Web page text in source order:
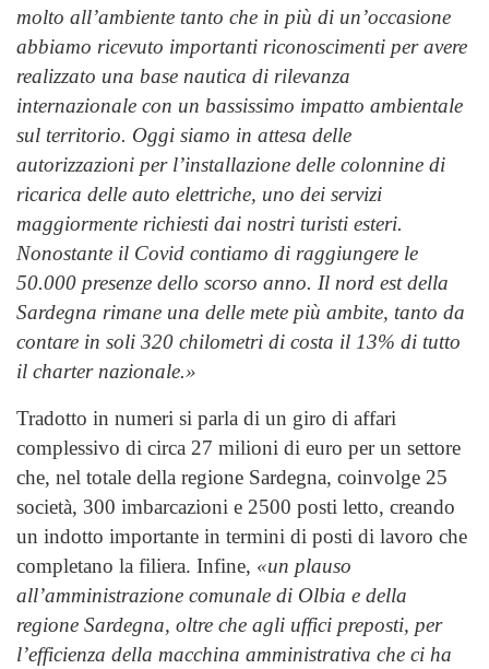
molto all’ambiente tanto che in più di un’occasione
abbiamo ricevuto importanti riconoscimenti per avere
realizzato una base nautica di rilevanza
internazionale con un bassissimo impatto ambientale
sul territorio. Oggi siamo in attesa delle
autorizzazioni per l’installazione delle colonnine di
ricarica delle auto elettriche, uno dei servizi
maggiormente richiesti dai nostri turisti esteri.
Nonostante il Covid contiamo di raggiungere le
50.000 presenze dello scorso anno. Il nord est della
Sardegna rimane una delle mete più ambite, tanto da
contare in soli 320 chilometri di costa il 13% di tutto
il charter nazionale.»
Tradotto in numeri si parla di un giro di affari
complessivo di circa 27 milioni di euro per un settore
che, nel totale della regione Sardegna, coinvolge 25
società, 300 imbarcazioni e 2500 posti letto, creando
un indotto importante in termini di posti di lavoro che
completano la filiera. Infine, «un plauso
all’amministrazione comunale di Olbia e della
regione Sardegna, oltre che agli uffici preposti, per
l’efficienza della macchina amministrativa che ci ha